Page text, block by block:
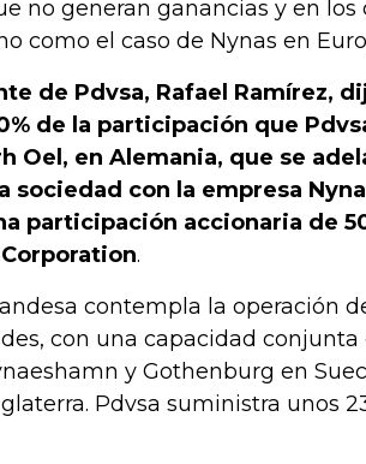
no generan ganancias y en los
como el caso de Nynas en
de Pdvsa, Rafael Ramírez,
de la participación que
Oel, en Alemania, que se
con la empresa
participación accionaria de
.
contempla la operación
con una capacidad conjunta
y Gothenburg en
Pdvsa suministra unos